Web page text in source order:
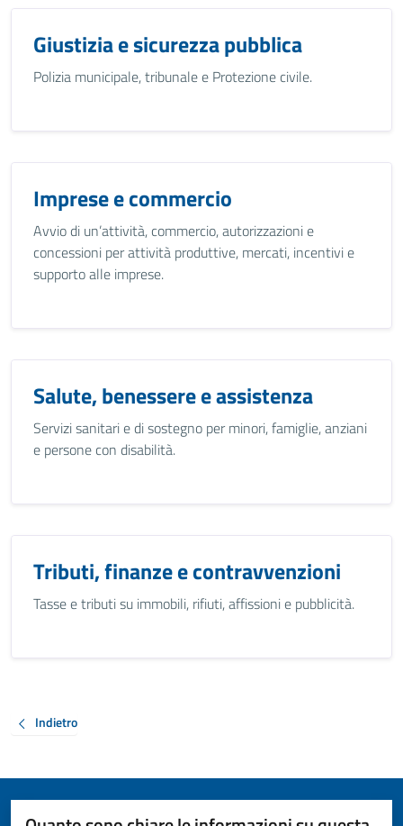
Giustizia e sicurezza pubblica
Polizia municipale, tribunale e Protezione civile.
Imprese e commercio
Avvio di un’attività, commercio, autorizzazioni e
concessioni per attività produttive, mercati, incentivi e
supporto alle imprese.
Salute, benessere e assistenza
Servizi sanitari e di sostegno per minori, famiglie, anziani
e persone con disabilità.
Tributi, finanze e contravvenzioni
Tasse e tributi su immobili, rifiuti, affissioni e pubblicità.
Indietro